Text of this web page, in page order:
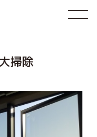
掃除